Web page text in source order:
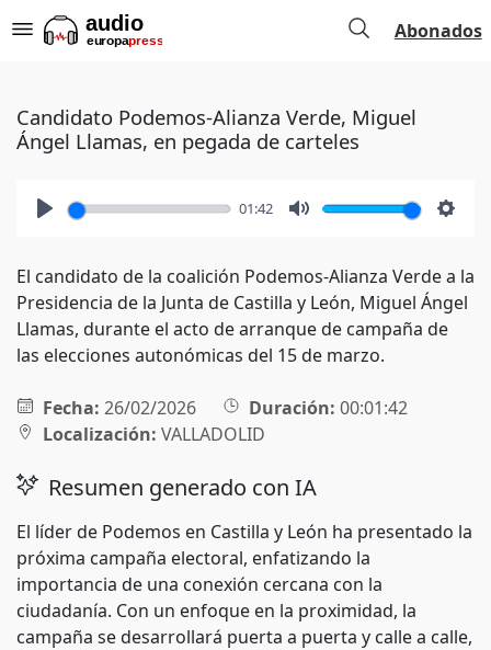
Abonados
Candidato Podemos-Alianza Verde, Miguel
Ángel Llamas, en pegada de carteles
01:42
El candidato de la coalición Podemos-Alianza Verde a la
Presidencia de la Junta de Castilla y León, Miguel Ángel
Llamas, durante el acto de arranque de campaña de
las elecciones autonómicas del 15 de marzo.
Fecha: 26/02/2026 Duración: 00:01:42
Localización: VALLADOLID
Resumen generado con IA
El líder de Podemos en Castilla y León ha presentado la
próxima campaña electoral, enfatizando la
importancia de una conexión cercana con la
ciudadanía. Con un enfoque en la proximidad, la
campaña se desarrollará puerta a puerta y calle a calle,